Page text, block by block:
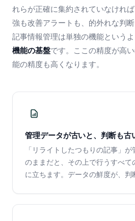
れらが正確に集約されていなけれ
強も改善アラートも、的外れな判断
記事情報管理は単独の機能というよ
機能の基盤です。ここの精度が高
能の精度も高くなります。
管理データが古いと、判断も古
「リライトしたつもりの記事」
のままだと、その上で行うすべて
に立ちます。データの鮮度が、判